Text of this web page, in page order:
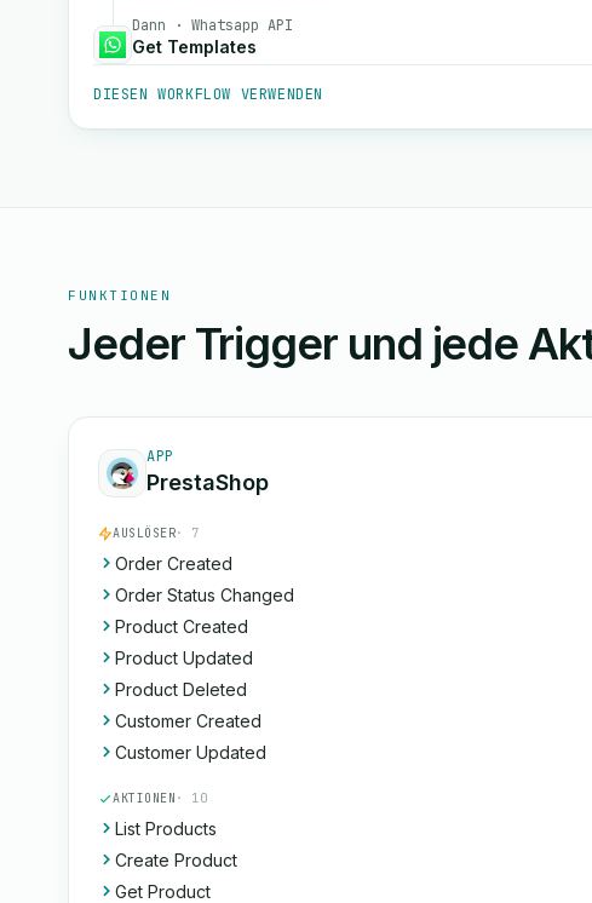
Dann · Whatsapp API
Get Templates
DIESEN WORKFLOW VERWENDEN
FUNKTIONEN
Jeder Trigger und jede
APP
PrestaShop
AUSLÖSER· 7
Order Created
Order Status Changed
Product Created
Product Updated
Product Deleted
Customer Created
Customer Updated
AKTIONEN · 10
List Products
Create Product
Get Product